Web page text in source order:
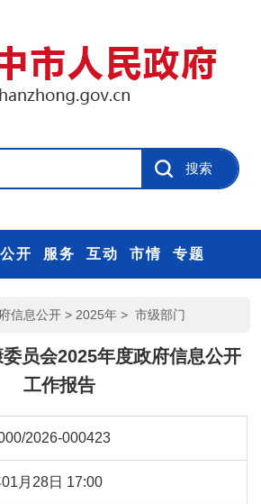
公开 服务 互动 市情 专题
信息公开 > 2025年 > 市级部门
员会2025年度政府信息公开
工作报告
2026-000423
月28日 17:00